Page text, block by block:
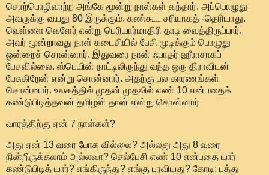
சொற்பொழிவாற்ற அங்கே மூன்று நாள்கள் வந்தார். அப்பொழுது
அவருக்கு வயது 80 இருக்கும். கண்கூட சரியாகத் -தெரியாது.
வெள்ளை வெளேர் என்று பெரியார்மாதிரி தாடி வைத்திருப்பார்.
அவர் மூன்றாவது நாள் கடைசியில் பேசி முடிக்கும் பொழுது
ஒன்றைச் சொன்னார். இதுவரை நான் ஃபாதர் ஹீராசாகப்
பேசவில்லை. ஸ்பெயின் நாட்டிலிருந்து வந்த ஒரு திராவிடன்
பேசுகிறேன் என்று சொன்னார். அதற்கு பல காரணங்கள்
சொன்னார். உலகத்தில் முதன் முதலில் எண் 10 என்பதைக்
கண்டுபிடித்தவன் தமிழன் தான் என்று சொன்னார்
வாரத்திற்கு ஏன் 7 நாள்கள்?
அது ஏன் 13 வரை போக வில்லை? அல்லது அது 8 வரை
நின்றிருக்கலாம் அல்லவா? செல்பேசி எண் 10 என்பதை யார்
கண்டுபிடித் யார்? எங்கிருந்து? எங்கு பரவியது? கோடி; பத்து